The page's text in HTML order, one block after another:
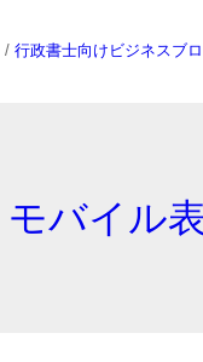
/ 行政書士向けビジネスブ
モバイル